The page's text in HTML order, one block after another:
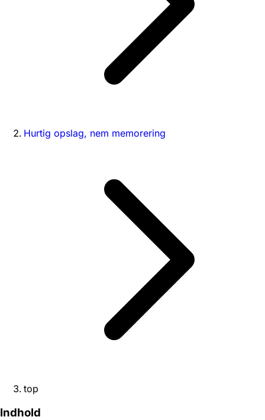
Hurtig opslag, nem memorering
top
Indhold